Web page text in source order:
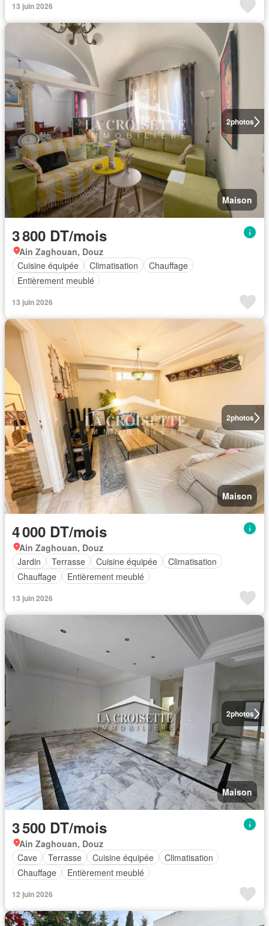
13 juin 2026
2photos
Maison
3 800 DT/mois
Ain Zaghouan, Douz
Cuisine équipée
Climatisation
Chauffage
Entièrement meublé
13 juin 2026
2photos
Maison
4 000 DT/mois
Ain Zaghouan, Douz
Jardin
Terrasse Cuisine équipée
Climatisation
Chauffage
Entièrement meublé
13 juin 2026
2photos
Maison
3 500 DT/mois
Ain Zaghouan, Douz
Cave
Terrasse Cuisine équipée
Climatisation
Chauffage
Entièrement meublé
12 juin 2026